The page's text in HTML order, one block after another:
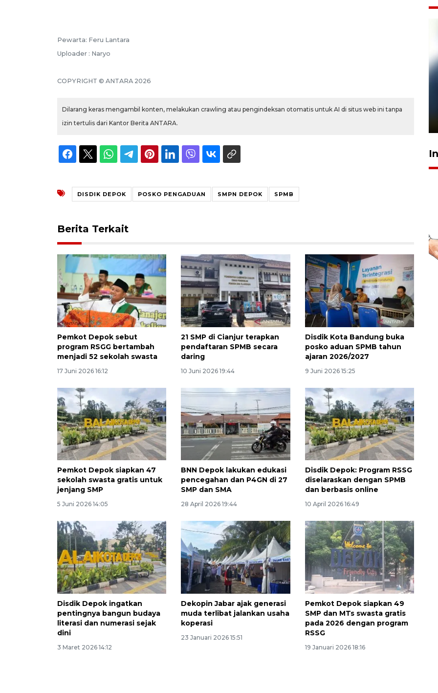
Pewarta: Feru Lantara
Uploader : Naryo
COPYRIGHT © ANTARA 2026
Dilarang keras mengambil konten, melakukan crawling atau pengindeksan otomatis untuk AI di situs web ini tanpa
izin tertulis dari Kantor Berita ANTARA.
DISDIK DEPOK POSKO PENGADUAN SMPN DEPOK SPMB
Berita Terkait
Pemkot Depok sebut
program RSGG bertambah
menjadi 52 sekolah swasta
17 Juni 2026 16:12
21 SMP di Cianjur terapkan
pendaftaran SPMB secara
daring
10 Juni 2026 19:44
Disdik Kota Bandung buka
posko aduan SPMB tahun
ajaran 2026/2027
9 Juni 2026 15:25
Pemkot Depok siapkan 47
sekolah swasta gratis untuk
jenjang SMP
5 Juni 2026 14:05
BNN Depok lakukan edukasi
pencegahan dan P4GN di 27
SMP dan SMA
28 April 2026 19:44
Disdik Depok: Program RSSG
diselaraskan dengan SPMB
dan berbasis online
10 April 2026 16:49
Disdik Depok ingatkan
pentingnya bangun budaya
literasi dan numerasi sejak
dini
3 Maret 2026 14:12
Dekopin Jabar ajak generasi
muda terlibat jalankan usaha
koperasi
23 Januari 2026 15:51
Pemkot Depok siapkan 49
SMP dan MTs swasta gratis
pada 2026 dengan program
RSSG
19 Januari 2026 18:16
sampai 8 tahan?
Ekspedisi Rupiah Berdaulat
2026 sambangi Papua
2026-08-06 13:15:00